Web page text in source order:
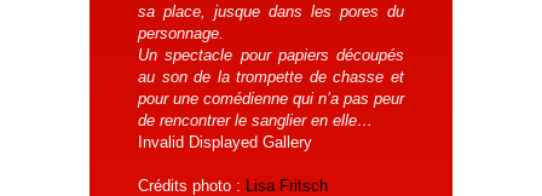
sa place, jusque dans les pores du
personnage.
Un spectacle pour papiers découpés
au son de la trompette de chasse et
pour une comédienne qui n’a pas peur
de rencontrer le sanglier en elle…
Invalid Displayed Gallery
Crédits photo : Lisa Fritsch